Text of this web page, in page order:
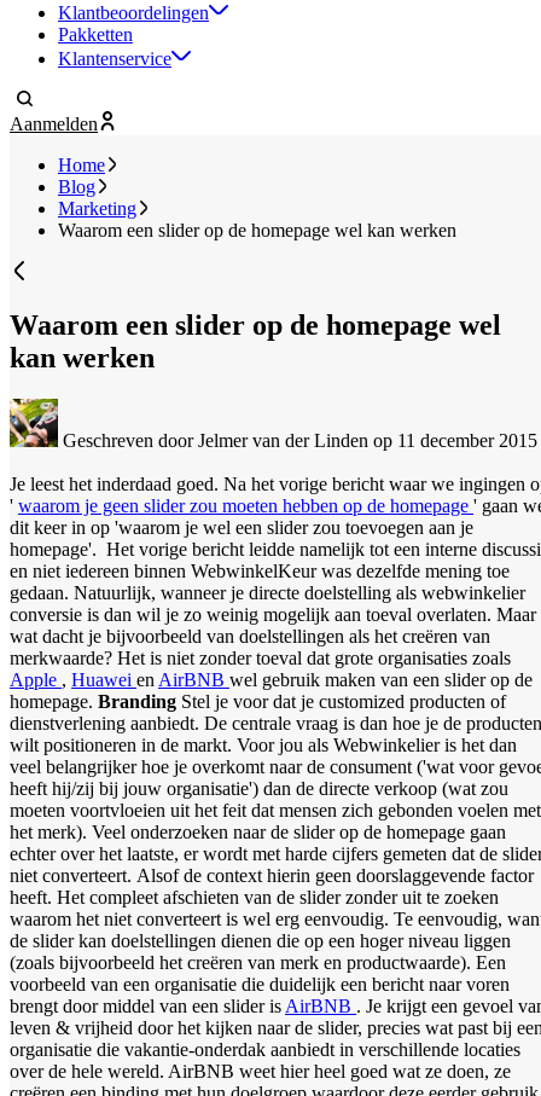
Klantbeoordelingen
Pakketten
Klantenservice
Aanmelden
Home
Blog
Marketing
Waarom een slider op de homepage wel kan werken
Waarom een slider op de homepage wel
kan werken
Geschreven door Jelmer van der Linden op 11 december 2015
Je leest het inderdaad goed. Na het vorige bericht waar we ingingen
' waarom je geen slider zou moeten hebben op de homepage ' gaan
dit keer in op 'waarom je wel een slider zou toevoegen aan je
homepage'. Het vorige bericht leidde namelijk tot een interne
en niet iedereen binnen WebwinkelKeur was dezelfde mening toe
gedaan. Natuurlijk, wanneer je directe doelstelling als webwinkelier
conversie is dan wil je zo weinig mogelijk aan toeval overlaten. Maar
wat dacht je bijvoorbeeld van doelstellingen als het creëren van
merkwaarde? Het is niet zonder toeval dat grote organisaties zoals
Apple , Huawei en AirBNB wel gebruik maken van een slider op de
homepage. Branding Stel je voor dat je customized producten of
dienstverlening aanbiedt. De centrale vraag is dan hoe je de producten
wilt positioneren in de markt. Voor jou als Webwinkelier is het dan
veel belangrijker hoe je overkomt naar de consument ('wat voor
heeft hij/zij bij jouw organisatie') dan de directe verkoop (wat zou
moeten voortvloeien uit het feit dat mensen zich gebonden voelen met
het merk). Veel onderzoeken naar de slider op de homepage gaan
echter over het laatste, er wordt met harde cijfers gemeten dat de
niet converteert. Alsof de context hierin geen doorslaggevende factor
heeft. Het compleet afschieten van de slider zonder uit te zoeken
waarom het niet converteert is wel erg eenvoudig. Te eenvoudig,
de slider kan doelstellingen dienen die op een hoger niveau liggen
(zoals bijvoorbeeld het creëren van merk en productwaarde). Een
voorbeeld van een organisatie die duidelijk een bericht naar voren
brengt door middel van een slider is AirBNB . Je krijgt een gevoel
leven & vrijheid door het kijken naar de slider, precies wat past bij
organisatie die vakantie-onderdak aanbiedt in verschillende locaties
over de hele wereld. AirBNB weet hier heel goed wat ze doen, ze